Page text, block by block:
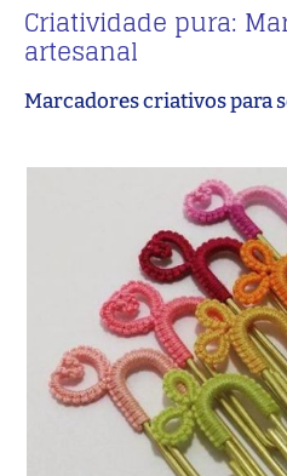
Criatividade pura:
artesanal
Marcadores criativos para